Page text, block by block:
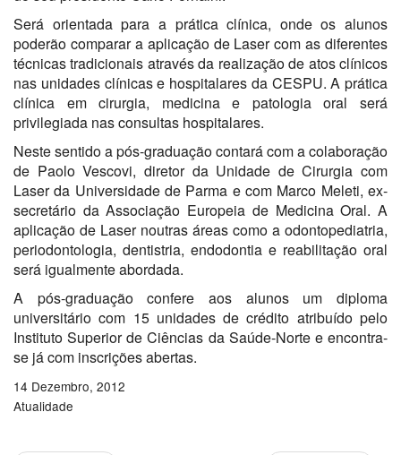
Será orientada para a prática clínica, onde os alunos
poderão comparar a aplicação de Laser com as diferentes
técnicas tradicionais através da realização de atos clínicos
nas unidades clínicas e hospitalares da CESPU. A prática
clínica em cirurgia, medicina e patologia oral será
privilegiada nas consultas hospitalares.
Neste sentido a pós-graduação contará com a colaboração
de Paolo Vescovi, diretor da Unidade de Cirurgia com
Laser da Universidade de Parma e com Marco Meleti, ex-
secretário da Associação Europeia de Medicina Oral. A
aplicação de Laser noutras áreas como a odontopediatria,
periodontologia, dentistria, endodontia e reabilitação oral
será igualmente abordada.
A pós-graduação confere aos alunos um diploma
universitário com 15 unidades de crédito atribuído pelo
Instituto Superior de Ciências da Saúde-Norte e encontra-
se já com inscrições abertas.
14 Dezembro, 2012
Atualidade